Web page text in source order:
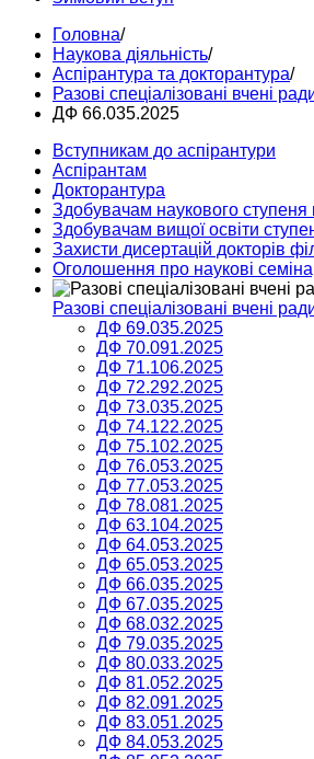
Головна/
Наукова діяльність/
Аспірантура та докторантура/
Разові спеціалізовані вчені
ДФ 66.035.2025
Вступникам до аспірантури
Аспірантам
Докторантура
Здобувачам наукового ступеня
Здобувачам вищої освіти
Захисти дисертацій докторів
Оголошення про наукові
Разові спеціалізовані вчені
ДФ 69.035.2025
ДФ 70.091.2025
ДФ 71.106.2025
ДФ 72.292.2025
ДФ 73.035.2025
ДФ 74.122.2025
ДФ 75.102.2025
ДФ 76.053.2025
ДФ 77.053.2025
ДФ 78.081.2025
ДФ 63.104.2025
ДФ 64.053.2025
ДФ 65.053.2025
ДФ 66.035.2025
ДФ 67.035.2025
ДФ 68.032.2025
ДФ 79.035.2025
ДФ 80.033.2025
ДФ 81.052.2025
ДФ 82.091.2025
ДФ 83.051.2025
ДФ 84.053.2025